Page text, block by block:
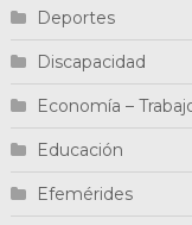
Deportes
Discapacidad
Economía –
Educación
Efemérides